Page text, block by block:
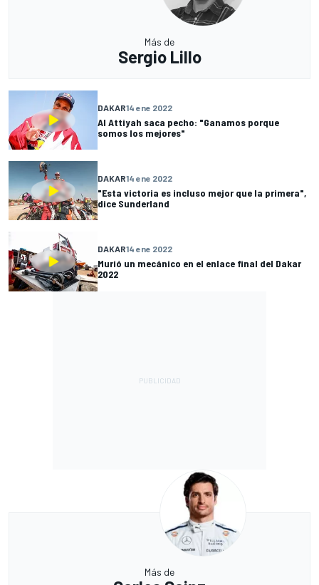
Más de
Sergio Lillo
DAKAR14 ene 2022
Al Attiyah saca pecho: "Ganamos porque
somos los mejores"
DAKAR14 ene 2022
"Esta victoria es incluso mejor que la primera",
dice Sunderland
DAKAR14 ene 2022
Murió un mecánico en el enlace final del Dakar
2022
Más de